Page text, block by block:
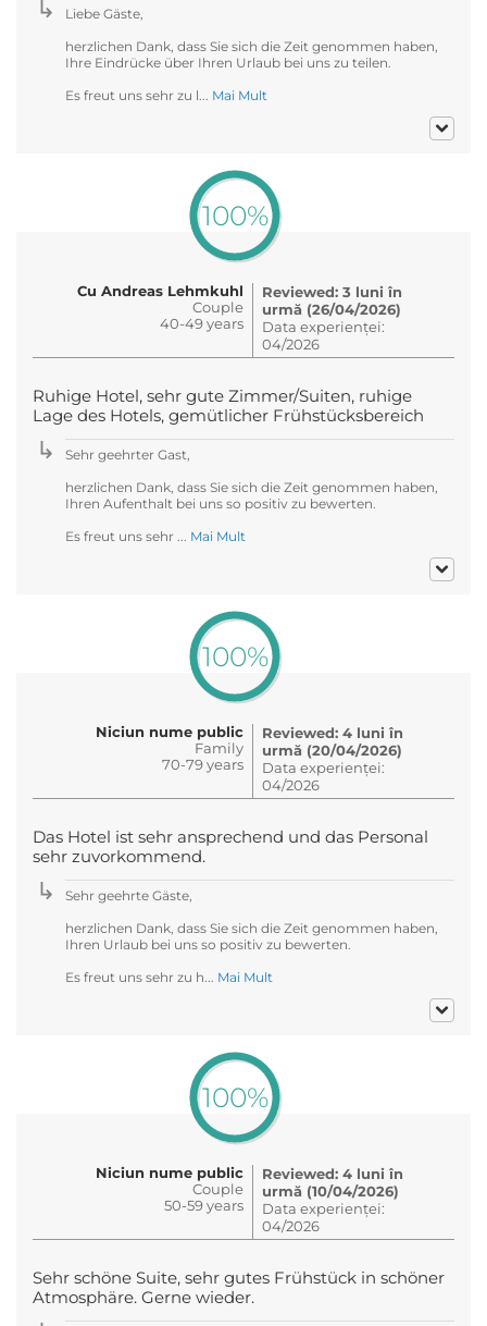
Liebe Gäste,
herzlichen Dank, dass Sie sich die Zeit genommen haben,
Ihre Eindrücke über Ihren Urlaub bei uns zu teilen.
Es freut uns sehr zu l... Mai Mult
100%
Cu Andreas Lehmkuhl
Couple
40-49 years
Reviewed: 3 luni în
urmă (26/04/2026)
Data experienței:
04/2026
Ruhige Hotel, sehr gute Zimmer/Suiten, ruhige
Lage des Hotels, gemütlicher Frühstücksbereich
Sehr geehrter Gast,
herzlichen Dank, dass Sie sich die Zeit genommen haben,
Ihren Aufenthalt bei uns so positiv zu bewerten.
Es freut uns sehr ... Mai Mult
100%
Niciun nume public
Family
70-79 years
Reviewed: 4 luni în
urmă (20/04/2026)
Data experienței:
04/2026
Das Hotel ist sehr ansprechend und das Personal
sehr zuvorkommend.
Sehr geehrte Gäste,
herzlichen Dank, dass Sie sich die Zeit genommen haben,
Ihren Urlaub bei uns so positiv zu bewerten.
Es freut uns sehr zu h... Mai Mult
100%
Niciun nume public
Couple
50-59 years
Reviewed: 4 luni în
urmă (10/04/2026)
Data experienței:
04/2026
Sehr schöne Suite, sehr gutes Frühstück in schöner
Atmosphäre. Gerne wieder.